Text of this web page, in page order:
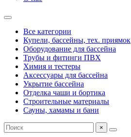
Все категории
Купели, бассейны, тех. приямок
Оборудование для бассейна
Трубы и фитинги ПВХ
Химия и тестеры
Аксессуары для бассейна
Укрытие бассейна
Отделка чаши и бортика
Строительные материалы
Сауны, хамамы и бани
×